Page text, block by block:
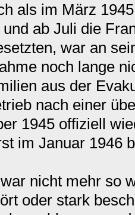
als im März
ab Juli die
war an
noch lange
aus der
nach einer
1945 offiziell
im Januar 1946
nicht mehr so
oder stark